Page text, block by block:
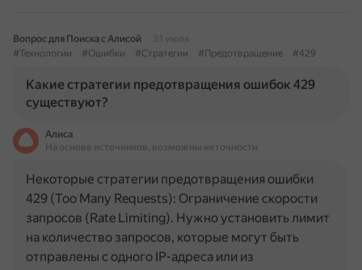
Вопрос для Поиска с Алисой
31 июля
#Технологии
#Ошибки #Стратегии #Предотвращение #429
Какие стратегии предотвращения ошибок 429
существуют?
Алиса
На основе источников, возможны неточности
Некоторые стратегии предотвращения ошибки
429 (Too Many Requests): Ограничение скорости
запросов (Rate Limiting). Нужно установить лимит
на количество запросов, которые могут быть
отправлены с одного IP-адреса или из